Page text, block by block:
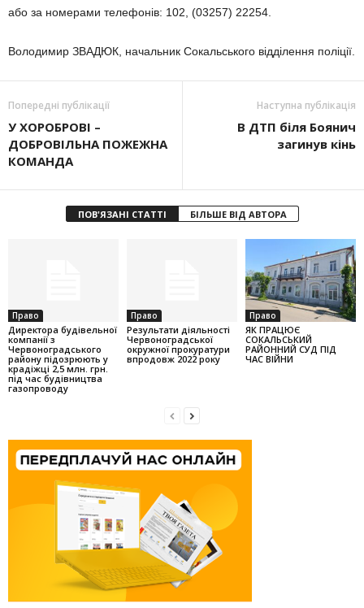
або за номерами телефонів: 102, (03257) 22254.
Володимир ЗВАДЮК, начальник Сокальського відділення поліції.
Попередні публікації
У ХОРОБРОВІ –
ДОБРОВІЛЬНА ПОЖЕЖНА
КОМАНДА
Наступна публікація
В ДТП біля Боянич
загинув кінь
ПОВ'ЯЗАНІ СТАТТІ БІЛЬШЕ ВІД АВТОРА
Право
Директора будівельної
компанії з
Червоноградського
району підозрюють у
крадіжці 2,5 млн. грн.
під час будівництва
газопроводу
Право
Результати діяльності
Червоноградської
окружної прокуратури
впродовж 2022 року
Право
ЯК ПРАЦЮЄ
СОКАЛЬСЬКИЙ
РАЙОННИЙ СУД ПІД
ЧАС ВІЙНИ